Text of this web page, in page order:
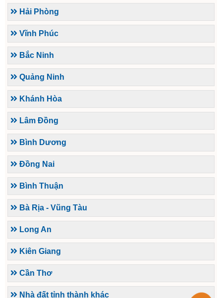
Hải Phòng
Vĩnh Phúc
Bắc Ninh
Quảng Ninh
Khánh Hòa
Lâm Đồng
Bình Dương
Đồng Nai
Bình Thuận
Bà Rịa - Vũng Tàu
Long An
Kiên Giang
Cần Thơ
Nhà đất tỉnh thành khác